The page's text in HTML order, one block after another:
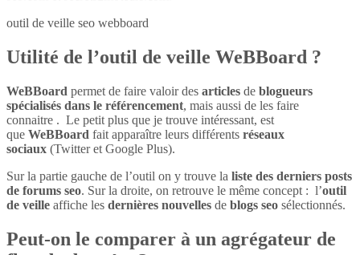
outil de veille seo webboard
Utilité de l’outil de veille WeBBoard ?
WeBBoard permet de faire valoir des articles de blogueurs
spécialisés dans le référencement, mais aussi de les faire
connaitre . Le petit plus que je trouve intéressant, est
que WeBBoard fait apparaître leurs différents réseaux
sociaux (Twitter et Google Plus).
Sur la partie gauche de l’outil on y trouve la liste des derniers posts
de forums seo. Sur la droite, on retrouve le même concept : l’outil
de veille affiche les dernières nouvelles de blogs seo sélectionnés.
Peut-on le comparer à un agrégateur de